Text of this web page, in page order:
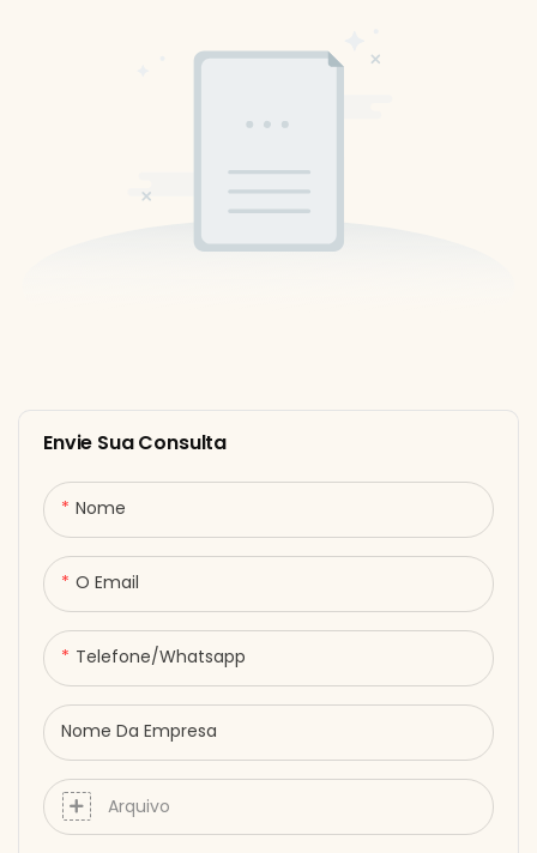
Envie Sua Consulta
Nome
O Email
Telefone/whatsapp
Nome Da Empresa
Arquivo